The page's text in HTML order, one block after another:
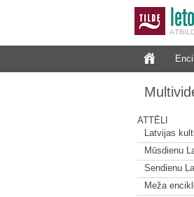
ATTĒLI
Latvijas
Mūsdienu
Sendienu
Meža